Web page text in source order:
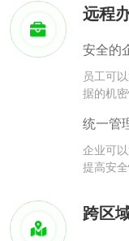
远程
安全的
员工可
据的机密
统一管
企业可
提高安
跨区